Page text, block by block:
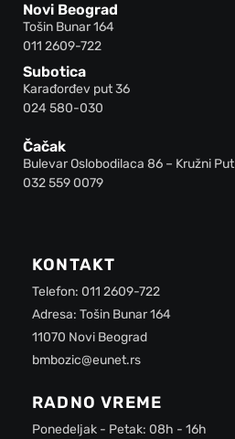
Novi Beograd
Tošin Bunar 164
011 2609-722
Subotica
Karađorđev put 36
024 580-030
Čačak
Bulevar Oslobodilaca 86 – Kružni Put
032 559 0079
KONTAKT
Telefon: 011 2609-722
Adresa: Tošin Bunar 164
11070 Novi Beograd
bmbozic@eunet.rs
RADNO VREME
Ponedeljak - Petak: 08h - 16h